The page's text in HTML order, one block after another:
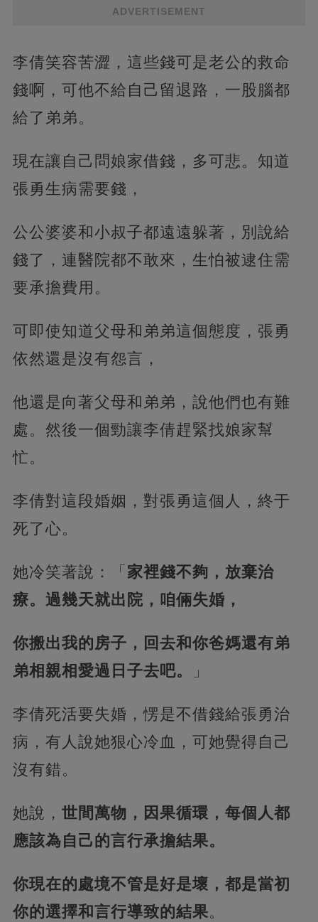
ADVERTISEMENT
李倩笑容苦澀，這些錢可是老公的救命
錢啊，可他不給自己留退路，一股腦都
給了弟弟。
現在讓自己問娘家借錢，多可悲。知道
張勇生病需要錢，
公公婆婆和小叔子都遠遠躲著，別說給
錢了，連醫院都不敢來，生怕被逮住需
要承擔費用。
可即使知道父母和弟弟這個態度，張勇
依然還是沒有怨言，
他還是向著父母和弟弟，說他們也有難
處。然後一個勁讓李倩趕緊找娘家幫
忙。
李倩對這段婚姻，對張勇這個人，終于
死了心。
她冷笑著說：「 家裡錢不夠，放棄治
療。過幾天就出院，咱倆失婚，
你搬出我的房子，回去和你爸媽還有弟
弟相親相愛過日子去吧。
」
李倩死活要失婚，愣是不借錢給張勇治
病，有人說她狠心冷血，可她覺得自己
沒有錯。
她說， 世間萬物，因果循環，每個人都
應該為自己的言行承擔結果。
你現在的處境不管是好是壞，都是當初
你的選擇和言行導致的結果。